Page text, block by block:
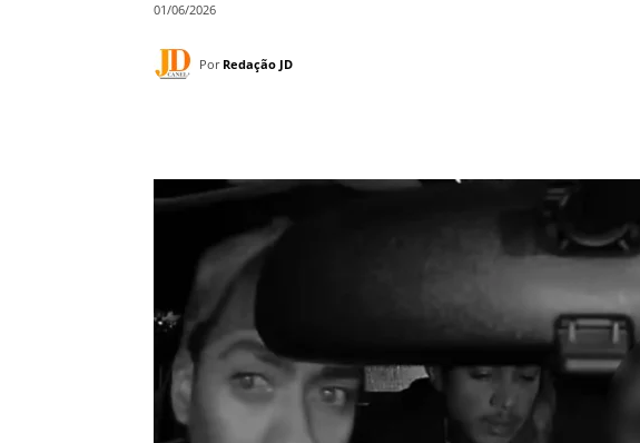
01/06/2026
Por Redação JD